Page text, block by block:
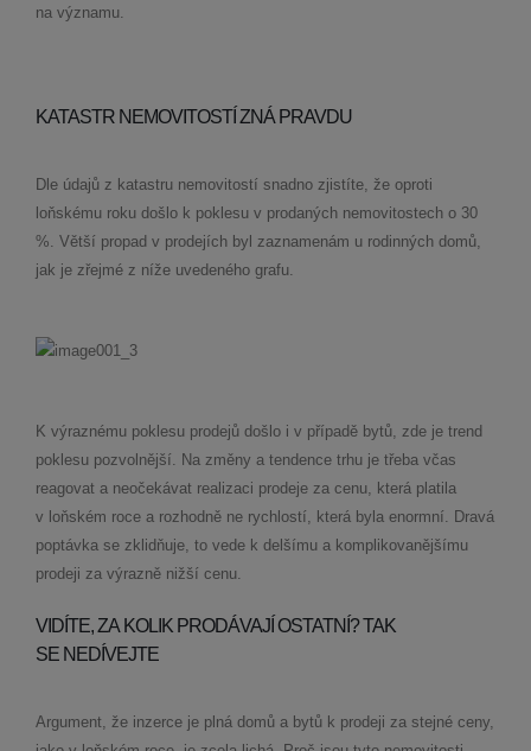
na významu.
KATASTR NEMOVITOSTÍ ZNÁ PRAVDU
Dle údajů z katastru nemovitostí snadno zjistíte, že oproti
loňskému roku došlo k poklesu v prodaných nemovitostech o 30
%. Větší propad v prodejích byl zaznamenám u rodinných domů,
jak je zřejmé z níže uvedeného grafu.
K výraznému poklesu prodejů došlo i v případě bytů, zde je trend
poklesu pozvolnější. Na změny a tendence trhu je třeba včas
reagovat a neočekávat realizaci prodeje za cenu, která platila
v loňském roce a rozhodně ne rychlostí, která byla enormní. Dravá
poptávka se zklidňuje, to vede k delšímu a komplikovanějšímu
prodeji za výrazně nižší cenu.
VIDÍTE, ZA KOLIK PRODÁVAJÍ OSTATNÍ? TAK
SE NEDÍVEJTE
Argument, že inzerce je plná domů a bytů k prodeji za stejné ceny,